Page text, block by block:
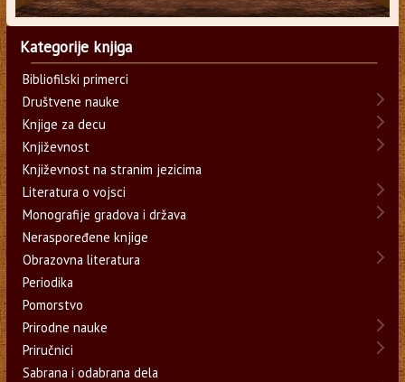
Kategorije knjiga
Bibliofilski primerci
Društvene nauke
Knjige za decu
Književnost
Književnost na stranim jezicima
Literatura o vojsci
Monografije gradova i država
Neraspoređene knjige
Obrazovna literatura
Periodika
Pomorstvo
Prirodne nauke
Priručnici
Sabrana i odabrana dela